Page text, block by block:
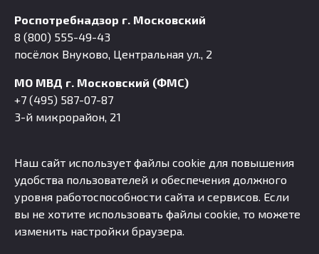
Роспотребнадзор г. Московский
8 (800) 555-49-43
посёлок Внуково, Центральная ул., 2
МО МВД г. Московский (ФМС)
+7 (495) 587-07-87
3-й микрорайон, 21
Наш сайт использует файлы cookie для повышения
удобства пользователей и обеспечения должного
уровня работоспособности сайта и сервисов. Если
вы не хотите использовать файлы cookie, то можете
изменить настройки браузера.